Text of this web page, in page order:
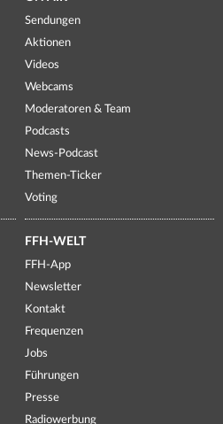
Sendungen
Aktionen
Videos
Webcams
Moderatoren & Team
Podcasts
News-Podcast
Themen-Ticker
Voting
FFH-WELT
FFH-App
Newsletter
Kontakt
Frequenzen
Jobs
Führungen
Presse
Radiowerbung